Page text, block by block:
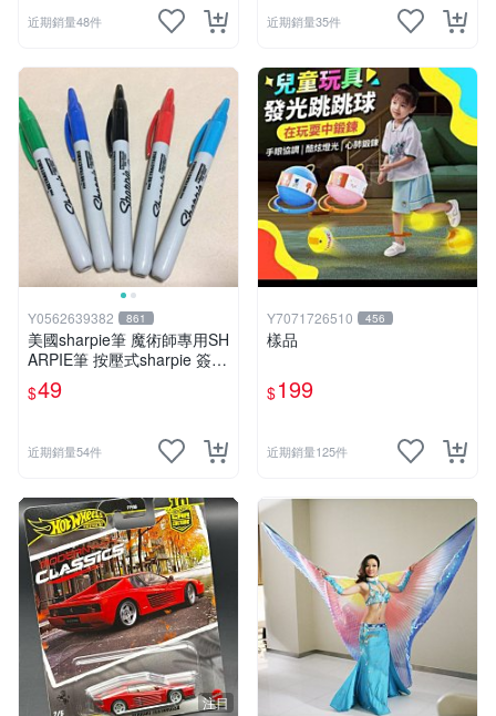
近期銷量48件 近期銷量35件
Y0562639382 861
美國sharpie筆 魔術師專用SH
ARPIE筆 按壓式sharpie 簽名
用奇異筆 有梗的筆 整人筆
$49
近期銷量54件
Y7071726510 456
樣品
$199
近期銷量125件
注目